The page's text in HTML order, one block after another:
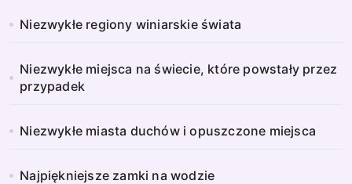
Niezwykłe regiony winiarskie świata
Niezwykłe miejsca na świecie, które powstały przez
przypadek
Niezwykłe miasta duchów i opuszczone miejsca
Najpiękniejsze zamki na wodzie